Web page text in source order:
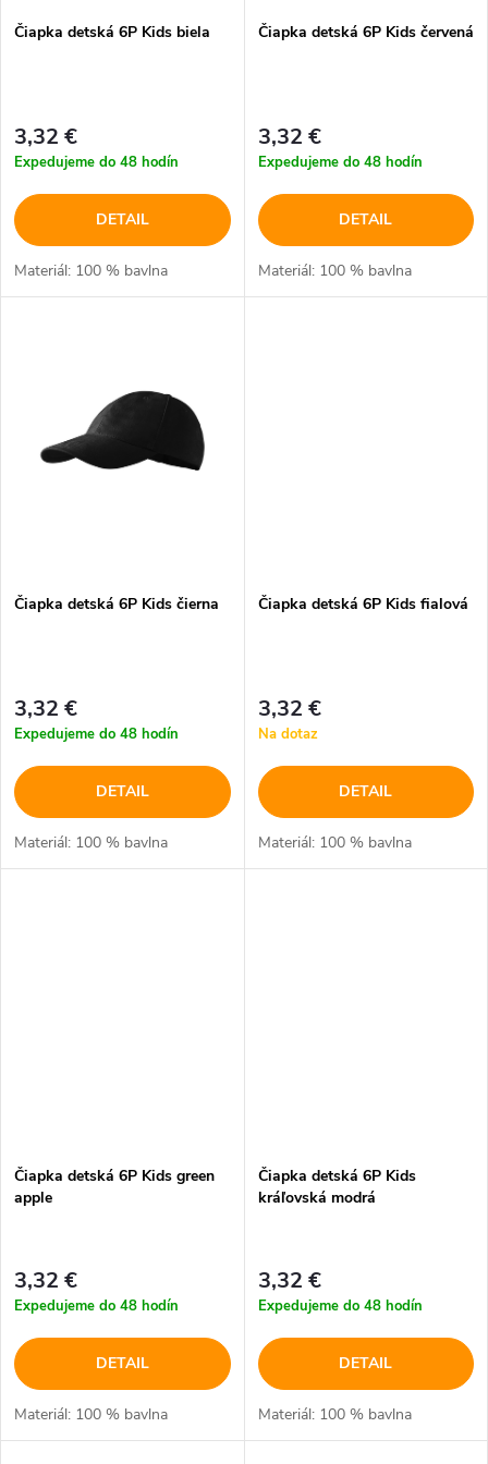
p
o
d
u
p
o
d
u
k
Čiapka detská 6P Kids biela
3,32 €
Expedujeme do 48 hodín
DETAIL
Materiál: 100 % bavlna
Čiapka detská 6P Kids červená
3,32 €
Expedujeme do 48 hodín
DETAIL
Materiál: 100 % bavlna
Čiapka detská 6P Kids čierna
3,32 €
Expedujeme do 48 hodín
DETAIL
Materiál: 100 % bavlna
Čiapka detská 6P Kids fialová
3,32 €
Na dotaz
DETAIL
Materiál: 100 % bavlna
Čiapka detská 6P Kids green
apple
3,32 €
Expedujeme do 48 hodín
DETAIL
Materiál: 100 % bavlna
Čiapka detská 6P Kids
kráľovská modrá
3,32 €
Expedujeme do 48 hodín
DETAIL
Materiál: 100 % bavlna